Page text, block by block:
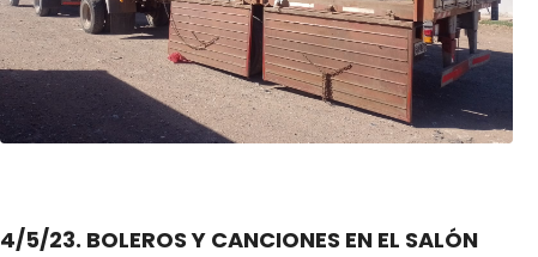
4/5/23. BOLEROS Y CANCIONES EN EL SALÓN